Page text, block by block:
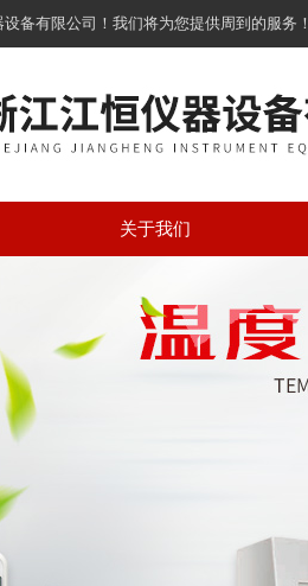
备有限公司！我们将为您提供周到的服务！
关于我们